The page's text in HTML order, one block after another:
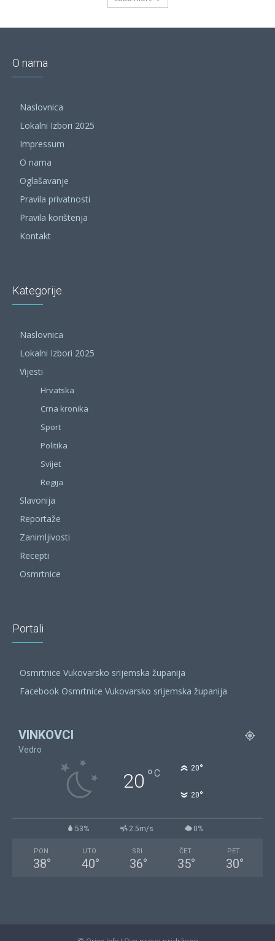
O nama
Naslovnica
Lokalni Izbori 2025
Impressum
O nama
Oglašavanje
Pravila privatnosti
Pravila korištenja
Kontakt
Kategorije
Naslovnica
Lokalni Izbori 2025
Vijesti
Hrvatska
Crna kronika
Sport
Politika
Svijet
Regija
Slavonija
Reportaže
Zanimljivosti
Recepti
Osmrtnice
Portali
Osmrtnice Vukovarsko srijemska županija
Facebook Osmrtnice Vukovarsko srijemska županija
VINKOVCI
Vedro
20 °C 20°
20°
53% 2.5m/s 0%
PON
38°
UTO
40°
SRI
36°
ČET
35°
PET
30°